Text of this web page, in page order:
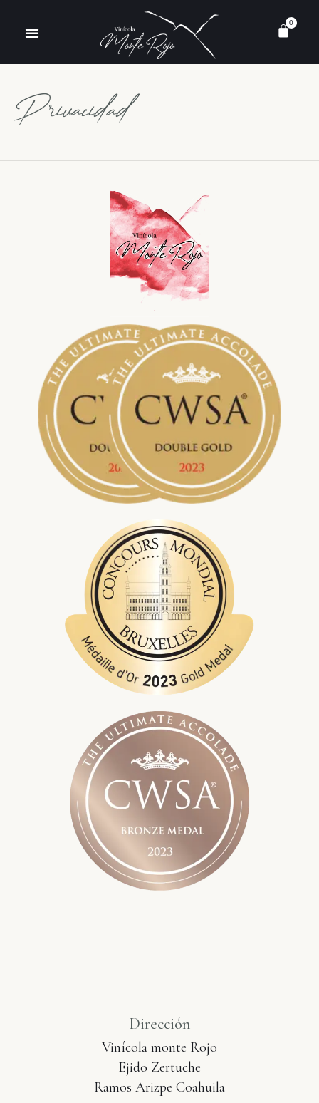
0
Privacidad
Dirección
Vinícola monte Rojo
Ejido Zertuche
Ramos Arizpe Coahuila